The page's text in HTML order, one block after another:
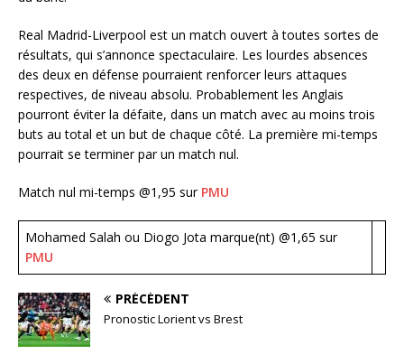
Real Madrid-Liverpool est un match ouvert à toutes sortes de
résultats, qui s’annonce spectaculaire. Les lourdes absences
des deux en défense pourraient renforcer leurs attaques
respectives, de niveau absolu. Probablement les Anglais
pourront éviter la défaite, dans un match avec au moins trois
buts au total et un but de chaque côté. La première mi-temps
pourrait se terminer par un match nul.
Match nul mi-temps @1,95 sur PMU
Mohamed Salah ou Diogo Jota marque(nt) @1,65 sur
PMU
PRÉCÉDENT
Pronostic Lorient vs Brest